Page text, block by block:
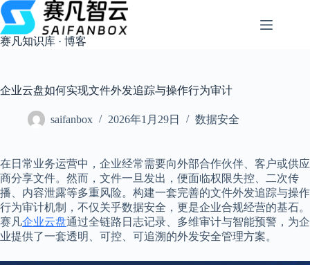
跳
过
内
容
赛凡知识库 · 博客
企业云盘如何实现文件外发追踪与操作行为审计
saifanbox 2026年1月29日 数据安全
在日常业务运营中，企业经常需要向外部合作伙伴、客户或供应
商分享文件。然而，文件一旦发出，便面临权限失控、二次传
播、内容泄露等多重风险。构建一套完善的文件外发追踪与操作
行为审计机制，不仅关乎数据安全，更是企业合规经营的基石。
赛凡企业云盘通过全链路日志记录、多维审计与智能预警，为企
业提供了一套透明、可控、可追溯的外发安全管理方案。